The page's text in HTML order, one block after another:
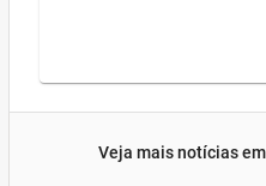
Veja mais notícias em